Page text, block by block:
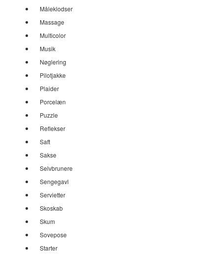
Måleklodser
Massage
Multicolor
Musik
Nøglering
Pilotjakke
Plaider
Porcelæn
Puzzle
Reflekser
Saft
Sakse
Selvbrunere
Sengegavl
Servietter
Skoskab
Skum
Sovepose
Starter